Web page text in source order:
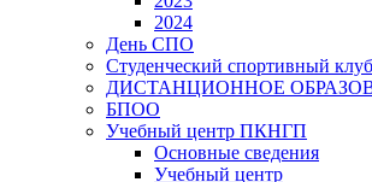
2024
День СПО
Студенческий спортивный
ДИСТАНЦИОННОЕ
БПОО
Учебный центр ПКНГП
Основные сведения
Учебный центр